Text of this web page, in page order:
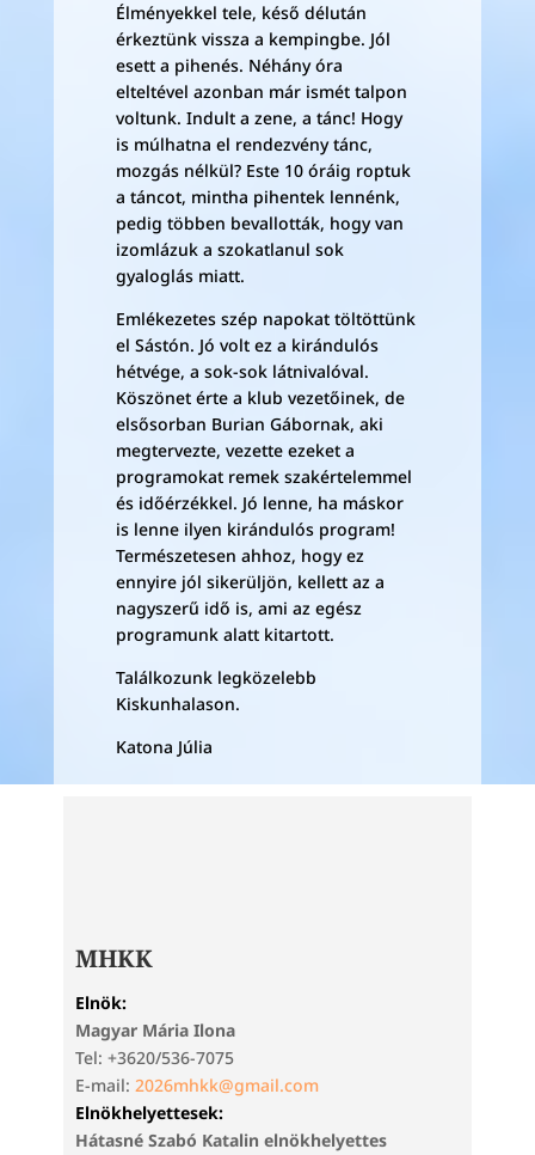
Élményekkel tele, késő délután
érkeztünk vissza a kempingbe. Jól
esett a pihenés. Néhány óra
elteltével azonban már ismét talpon
voltunk. Indult a zene, a tánc! Hogy
is múlhatna el rendezvény tánc,
mozgás nélkül? Este 10 óráig roptuk
a táncot, mintha pihentek lennénk,
pedig többen bevallották, hogy van
izomlázuk a szokatlanul sok
gyaloglás miatt.
Emlékezetes szép napokat töltöttünk
el Sástón. Jó volt ez a kirándulós
hétvége, a sok-sok látnivalóval.
Köszönet érte a klub vezetőinek, de
elsősorban Burian Gábornak, aki
megtervezte, vezette ezeket a
programokat remek szakértelemmel
és időérzékkel. Jó lenne, ha máskor
is lenne ilyen kirándulós program!
Természetesen ahhoz, hogy ez
ennyire jól sikerüljön, kellett az a
nagyszerű idő is, ami az egész
programunk alatt kitartott.
Találkozunk legközelebb
Kiskunhalason.
Katona Júlia
MHKK
Elnök:
Magyar Mária Ilona
Tel: +3620/536-7075
E-mail: 2026mhkk@gmail.com
Elnökhelyettesek:
Hátasné Szabó Katalin elnökhelyettes